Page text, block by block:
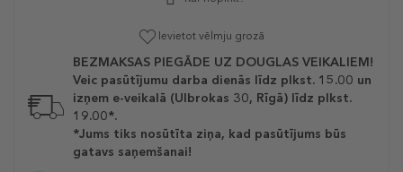
Ievietot vēlmju grozā
BEZMAKSAS PIEGĀDE UZ DOUGLAS VEIKALIEM!
Veic pasūtījumu darba dienās līdz plkst. 15.00 un
izņem e-veikalā (Ulbrokas 30, Rīgā) līdz plkst.
19.00*.
*Jums tiks nosūtīta ziņa, kad pasūtījums būs
gatavs saņemšanai!